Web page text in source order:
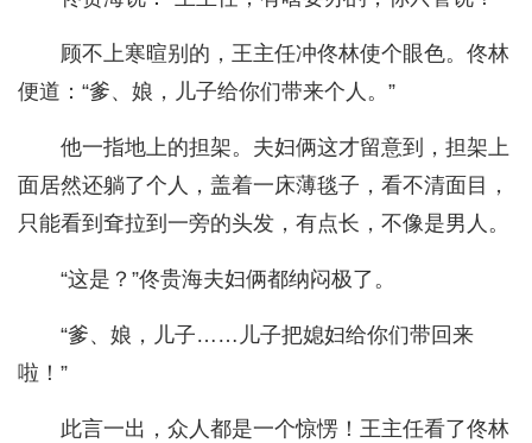
顾不上寒暄别的，王主任冲佟林使个眼色。佟林
便道：“爹、娘，儿子给你们带来个人。”
他一指地上的担架。夫妇俩这才留意到，担架上
面居然还躺了个人，盖着一床薄毯子，看不清面目，
只能看到耷拉到一旁的头发，有点长，不像是男人。
“这是？”佟贵海夫妇俩都纳闷极了。
“爹、娘，儿子……儿子把媳妇给你们带回来
啦！”
此言一出，众人都是一个惊愣！王主任看了佟林